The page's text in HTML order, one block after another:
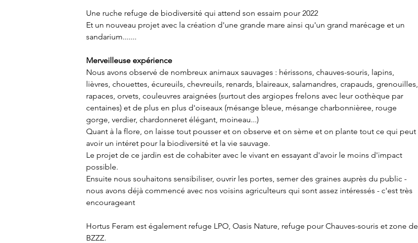
Une ruche refuge de biodiversité qui attend son essaim pour 2022
Et un nouveau projet avec la création d'une grande mare ainsi qu'un grand marécage et un
sandarium.......
Merveilleuse expérience
Nous avons observé de nombreux animaux sauvages : hérissons, chauves-souris, lapins,
lièvres, chouettes, écureuils, chevreuils, renards, blaireaux, salamandres, crapauds, grenouilles,
rapaces, orvets, couleuvres araignées (surtout des argiopes frelons avec leur oothèque par
centaines) et de plus en plus d'oiseaux (mésange bleue, mésange charbonnièree, rouge
gorge, verdier, chardonneret élégant, moineau...)
Quant à la flore, on laisse tout pousser et on observe et on sème et on plante tout ce qui peut
avoir un intéret pour la biodiversité et la vie sauvage.
Le projet de ce jardin est de cohabiter avec le vivant en essayant d'avoir le moins d'impact
possible.
Ensuite nous souhaitons sensibiliser, ouvrir les portes, semer des graines auprès du public -
nous avons déjà commencé avec nos voisins agriculteurs qui sont assez intéressés - c'est très
encourageant
Hortus Feram est également refuge LPO, Oasis Nature, refuge pour Chauves-souris et zone de
BZZZ.